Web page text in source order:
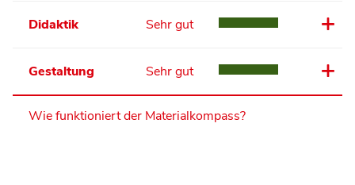
Didaktik Sehr gut
Gestaltung Sehr gut
Wie funktioniert der Materialkompass?